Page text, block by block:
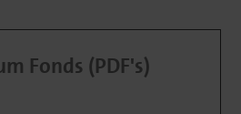
Fonds (PDF's)